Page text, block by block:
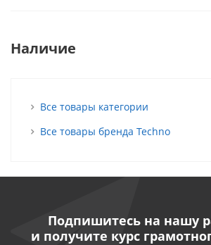
Наличие
Все товары категории
Все товары бренда Techno
Подпишитесь на нашу
и получите курс